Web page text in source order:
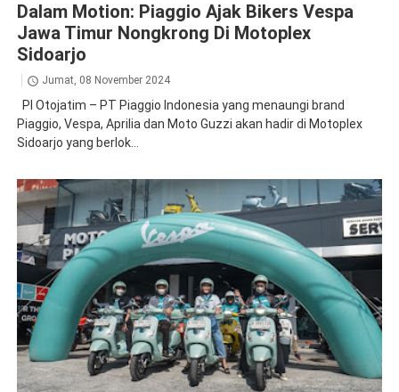
Dalam Motion: Piaggio Ajak Bikers Vespa
Jawa Timur Nongkrong Di Motoplex
Sidoarjo
Jumat, 08 November 2024
PI Otojatim – PT Piaggio Indonesia yang menaungi brand
Piaggio, Vespa, Aprilia dan Moto Guzzi akan hadir di Motoplex
Sidoarjo yang berlok...